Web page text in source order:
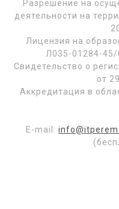
Разрешение на
деятельности на
Лицензия на
Л035-01284-45/
Свидетельство о
от
Аккредитация в
E-mail: